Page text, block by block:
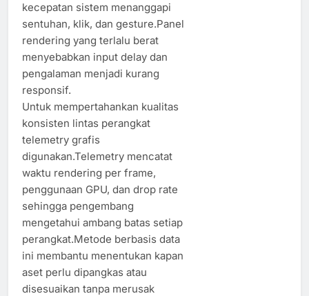
kecepatan sistem menanggapi
sentuhan, klik, dan gesture.Panel
rendering yang terlalu berat
menyebabkan input delay dan
pengalaman menjadi kurang
responsif.
Untuk mempertahankan kualitas
konsisten lintas perangkat
telemetry grafis
digunakan.Telemetry mencatat
waktu rendering per frame,
penggunaan GPU, dan drop rate
sehingga pengembang
mengetahui ambang batas setiap
perangkat.Metode berbasis data
ini membantu menentukan kapan
aset perlu dipangkas atau
disesuaikan tanpa merusak